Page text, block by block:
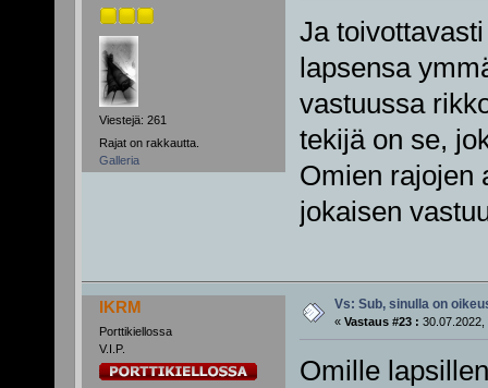
Viestejä: 261
Rajat on rakkautta.
Galleria
Ja
lapsensa
vastuussa
tekijä on se,
Omien rajojen
jokaisen
IKRM
Porttikiellossa
V.I.P.
Vs: Sub, sinulla on
« Vastaus #23 : 30.07.2022,
Omille